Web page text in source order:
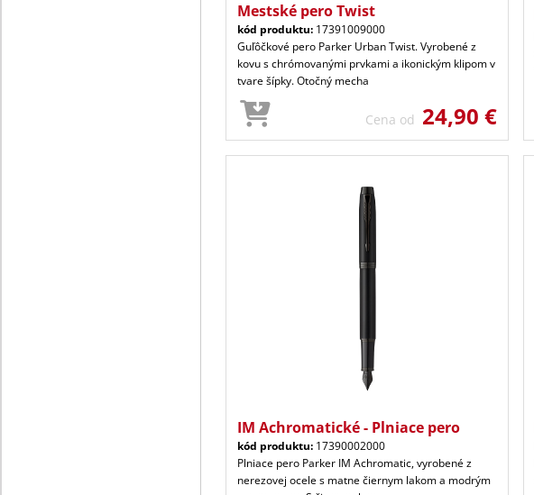
Mestské pero Twist
kód produktu: 17391009000
Guľôčkové pero Parker Urban Twist. Vyrobené z
kovu s chrómovanými prvkami a ikonickým klipom v
tvare šípky. Otočný mecha
Cena od 24,90 €
IM Achromatické - Plniace pero
kód produktu: 17390002000
Plniace pero Parker IM Achromatic, vyrobené z
nerezovej ocele s matne čiernym lakom a modrým